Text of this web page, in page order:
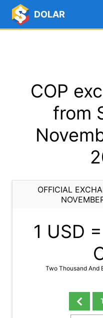
DOLAR
COP
from
OFFICIAL
1 USD =
Two Thousand And